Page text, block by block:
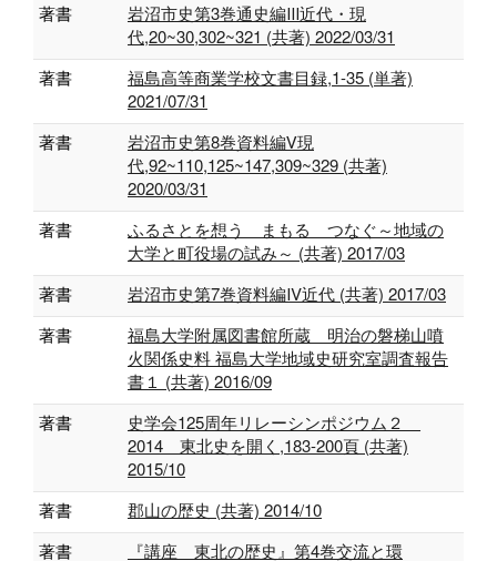
著書
岩沼市史第3巻通史編Ⅲ近代・現
代,20~30,302~321 (共著) 2022/03/31
著書
福島高等商業学校文書目録,1-35 (単著)
2021/07/31
著書
岩沼市史第8巻資料編Ⅴ現
代,92~110,125~147,309~329 (共著)
2020/03/31
著書
ふるさとを想う まもる つなぐ～地域の
大学と町役場の試み～ (共著) 2017/03
著書
岩沼市史第7巻資料編Ⅳ近代 (共著) 2017/03
著書
福島大学附属図書館所蔵 明治の磐梯山噴
火関係史料 福島大学地域史研究室調査報告
書１ (共著) 2016/09
著書
史学会125周年リレーシンポジウム２
2014 東北史を開く,183-200頁 (共著)
2015/10
著書
郡山の歴史 (共著) 2014/10
著書
『講座 東北の歴史』第4巻交流と環